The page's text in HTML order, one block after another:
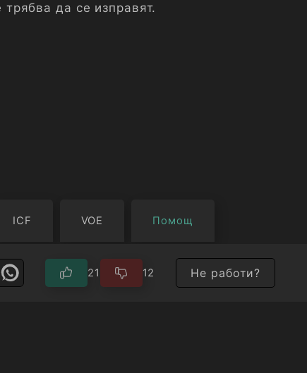
да се изправят.
ICF VOE Помощ
21 12 Не работи?